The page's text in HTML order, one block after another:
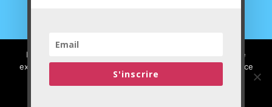
S'inscrire
Nous utilisons des cookies pour vous garantir la meilleure
expérience sur notre site web. Si vous continuez à utiliser ce
site, nous supposerons que vous en êtes satisfait.